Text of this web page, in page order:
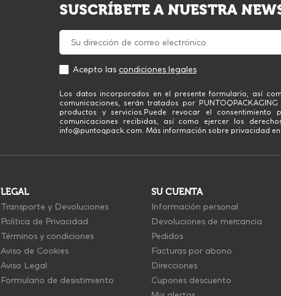
SUSCRÍBETE A NUESTRA
Acepto las condiciones legales
Los datos incorporados en el presente formulario, así
comunicaciones, serán tratados por
productos y servicios.Puede revocar el
comunicaciones recibidas, así como ejercer los
info@puntoqpack.com. Más información sobre privacidad
LEGAL
Transporte y Devoluciones
Política de Privacidad
Términos y condiciones
Aviso de Cookies
Aviso Legal
Formulario de desistimiento
SU CUENTA
Información personal
Devoluciones de mercancia
Pedidos
Facturas por abono
Direcciones
Cupones descuento